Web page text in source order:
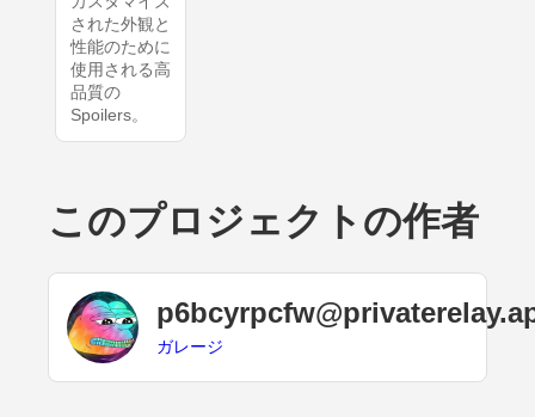
された外観と
性能のために
使用される高
品質の
Spoilers。
このプロジェクトの作者
ガレージ